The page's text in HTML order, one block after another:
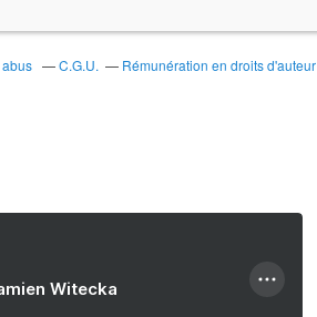
C.G.U. Rémunération en droits d'auteur
Witecka